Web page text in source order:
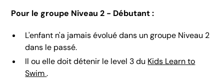
Pour le groupe Niveau 2 - Débutant :
L'enfant n'a jamais évolué dans un groupe Niveau 2
dans le passé.
Il ou elle doit détenir le level 3 du Kids Learn to
Swim.